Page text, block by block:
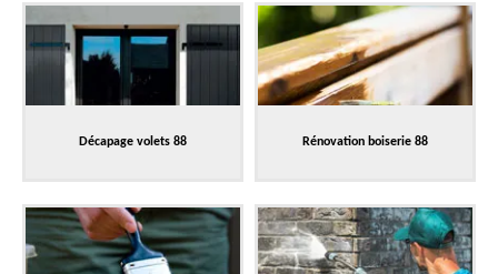
Décapage volets 88 Rénovation boiserie 88